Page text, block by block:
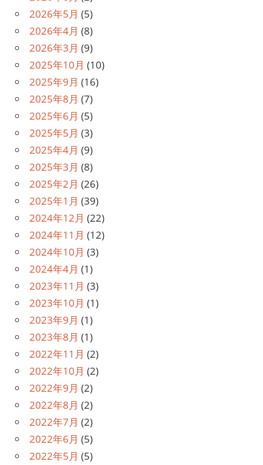
2026年5月 (5)
2026年4月 (8)
2026年3月 (9)
2025年10月 (10)
2025年9月 (16)
2025年8月 (7)
2025年6月 (5)
2025年5月 (3)
2025年4月 (9)
2025年3月 (8)
2025年2月 (26)
2025年1月 (39)
2024年12月 (22)
2024年11月 (12)
2024年10月 (3)
2024年4月 (1)
2023年11月 (3)
2023年10月 (1)
2023年9月 (1)
2023年8月 (1)
2022年11月 (2)
2022年10月 (2)
2022年9月 (2)
2022年8月 (2)
2022年7月 (2)
2022年6月 (5)
2022年5月 (5)